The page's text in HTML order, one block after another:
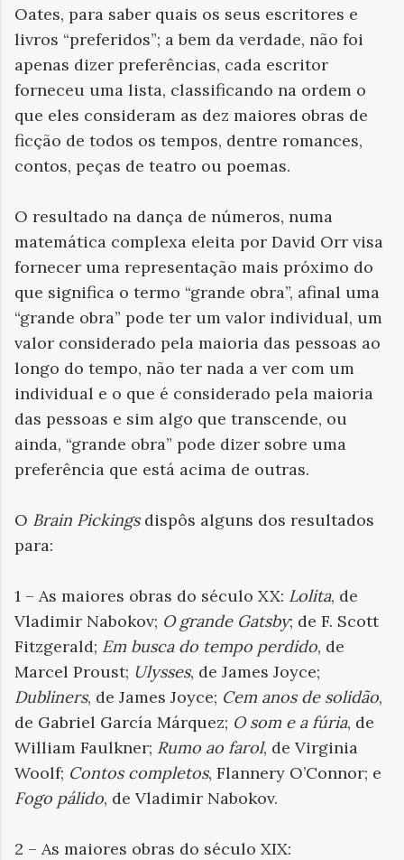
Oates, para saber quais os seus escritores e
livros “preferidos”; a bem da verdade, não foi
apenas dizer preferências, cada escritor
forneceu uma lista, classificando na ordem o
que eles consideram as dez maiores obras de
ficção de todos os tempos, dentre romances,
contos, peças de teatro ou poemas.
O resultado na dança de números, numa
matemática complexa eleita por David Orr visa
fornecer uma representação mais próximo do
que significa o termo “grande obra”, afinal uma
“grande obra” pode ter um valor individual, um
valor considerado pela maioria das pessoas ao
longo do tempo, não ter nada a ver com um
individual e o que é considerado pela maioria
das pessoas e sim algo que transcende, ou
ainda, “grande obra” pode dizer sobre uma
preferência que está acima de outras.
O Brain Pickingsdispôs alguns dos resultados
para:
1 – As maiores obras do século XX: Lolita, de
Vladimir Nabokov; O grande Gatsby; de F. Scott
Fitzgerald; Em busca do tempo perdido, de
Marcel Proust; Ulysses, de James Joyce;
Dubliners, de James Joyce; Cem anos de solidão,
de Gabriel García Márquez; O som e a fúria, de
William Faulkner; Rumo ao farol, de Virginia
Woolf; Contos completos, Flannery O’Connor; e
Fogo pálido, de Vladimir Nabokov.
2 – As maiores obras do século XIX: